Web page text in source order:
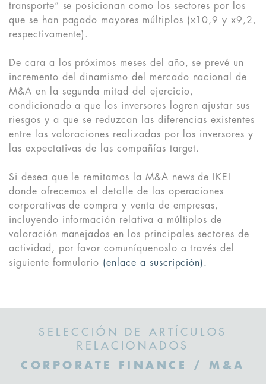
transporte” se posicionan como los sectores por los
que se han pagado mayores múltiplos (x10,9 y x9,2,
respectivamente).
De cara a los próximos meses del año, se prevé un
incremento del dinamismo del mercado nacional de
M&A en la segunda mitad del ejercicio,
condicionado a que los inversores logren ajustar sus
riesgos y a que se reduzcan las diferencias existentes
entre las valoraciones realizadas por los inversores y
las expectativas de las compañías target.
Si desea que le remitamos la M&A news de IKEI
donde ofrecemos el detalle de las operaciones
corporativas de compra y venta de empresas,
incluyendo información relativa a múltiplos de
valoración manejados en los principales sectores de
actividad, por favor comuníquenoslo a través del
siguiente formulario (enlace a suscripción).
SELECCIÓN DE ARTÍCULOS
RELACIONADOS
CORPORATE FINANCE / M&A